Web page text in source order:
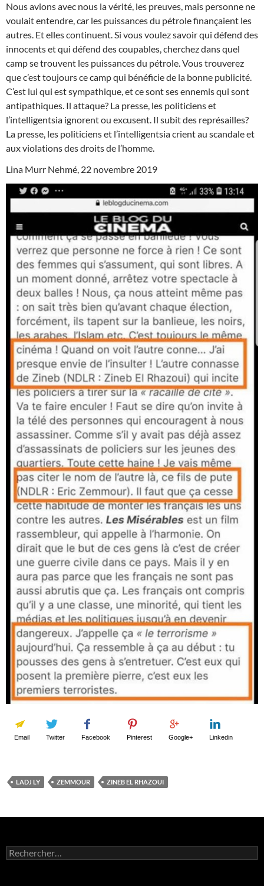
Nous avions avec nous la vérité, les preuves, mais personne ne
voulait entendre, car les puissances du pétrole finançaient les
autres. Et elles continuent. Si vous voulez savoir qui défend des
innocents et qui défend des coupables, cherchez dans quel
camp se trouvent les puissances du pétrole. Vous trouverez
que c’est toujours ce camp qui bénéficie de la bonne publicité.
C’est lui qui est sympathique, et ce sont ses ennemis qui sont
antipathiques. Il attaque? La presse, les politiciens et
l’intelligentsia ignorent ou excusent. Il subit des représailles?
La presse, les politiciens et l’intelligentsia crient au scandale et
aux violations des droits de l’homme.
Lina Murr Nehmé, 22 novembre 2019
Email Twitter Facebook Pinterest Google+ Linkedin
LADJ LY ZEMMOUR ZINEB EL RHAZOUI
Rechercher :